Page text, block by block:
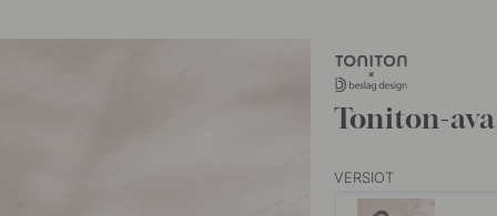
Toniton-
VERSIOT